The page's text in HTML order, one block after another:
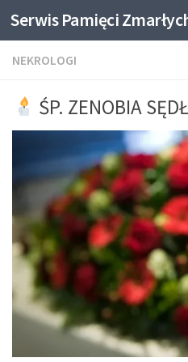
Skip to content
Serwis Pamięci
NEKROLOGI
ŚP. ZENOBIA